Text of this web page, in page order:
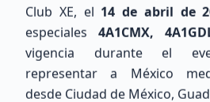
175 miembros totales 0
175
sin ubicación precisa
Club XE, el 14 de abril de
especiales 4A1CMX,
vigencia durante el
representar a México
desde Ciudad de México,